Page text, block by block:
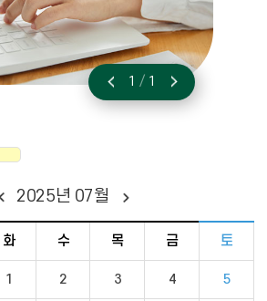
이전 1 / 1 다음
2025년 07월
화 수 목 금 토
1 2 3 4 5